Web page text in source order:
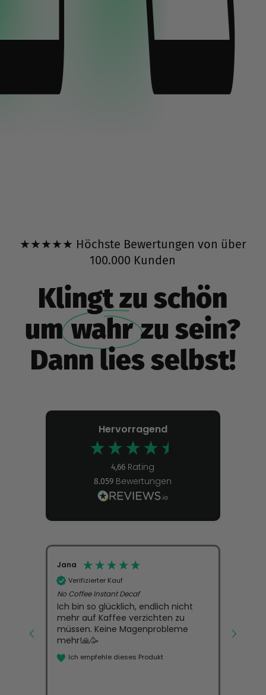
★★★★★ Höchste Bewertungen von über
100.000 Kunden
Klingt zu schön
umwahrzu sein?
Dann lies selbst!
Hervorragend
4,66 Rating
8.059 Bewertungen
Jana
Verifizierter Kauf
No Coffee Instant Decaf
Ich bin so glücklich, endlich nicht
mehr auf Kaffee verzichten zu
müssen. Keine Magenprobleme
mehr!🙏🥳
Ich empfehle dieses Produkt